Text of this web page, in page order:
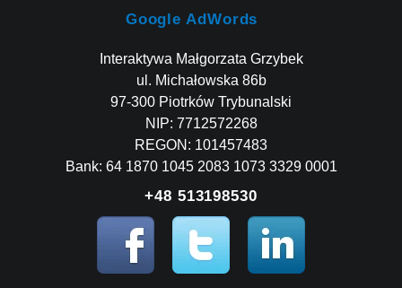
Google AdWords
Interaktywa Małgorzata Grzybek
ul. Michałowska 86b
97-300 Piotrków Trybunalski
NIP: 7712572268
REGON: 101457483
Bank: 64 1870 1045 2083 1073 3329 0001
+48 513198530